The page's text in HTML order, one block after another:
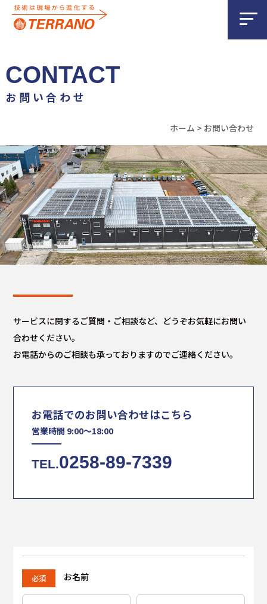
CONTACT
お問い合わせ
ホーム > お問い合わせ
サービスに関するご質問・ご相談など、どうぞお気軽にお問い
合わせください。
お電話からのご相談も承っておりますのでご連絡ください。
お電話でのお問い合わせはこちら
営業時間 9:00～18:00
TEL.0258-89-7339
お名前